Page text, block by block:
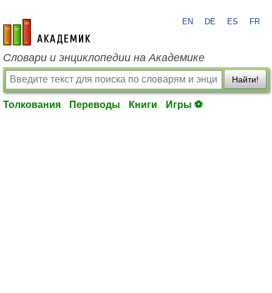
academic.ru
EN DE ES FR
Словари и энциклопедии на Академике
Найти!
Толкования Переводы Книги Игры ⚽